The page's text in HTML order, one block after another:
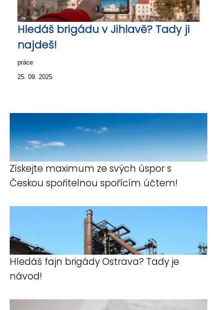
Hledáš brigádu v Jihlavě? Tady ji
najdeš!
práce
25. 09. 2025
Získejte maximum ze svých úspor s
Českou spořitelnou spořícím účtem!
Hledáš fajn brigády Ostrava? Tady je
návod!